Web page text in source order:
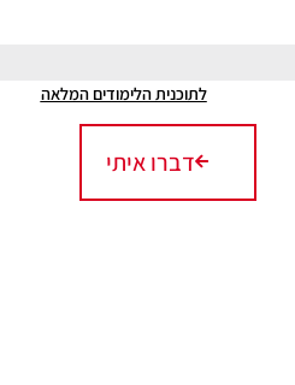
לתוכנית הלימודים המלאה
דברו איתי